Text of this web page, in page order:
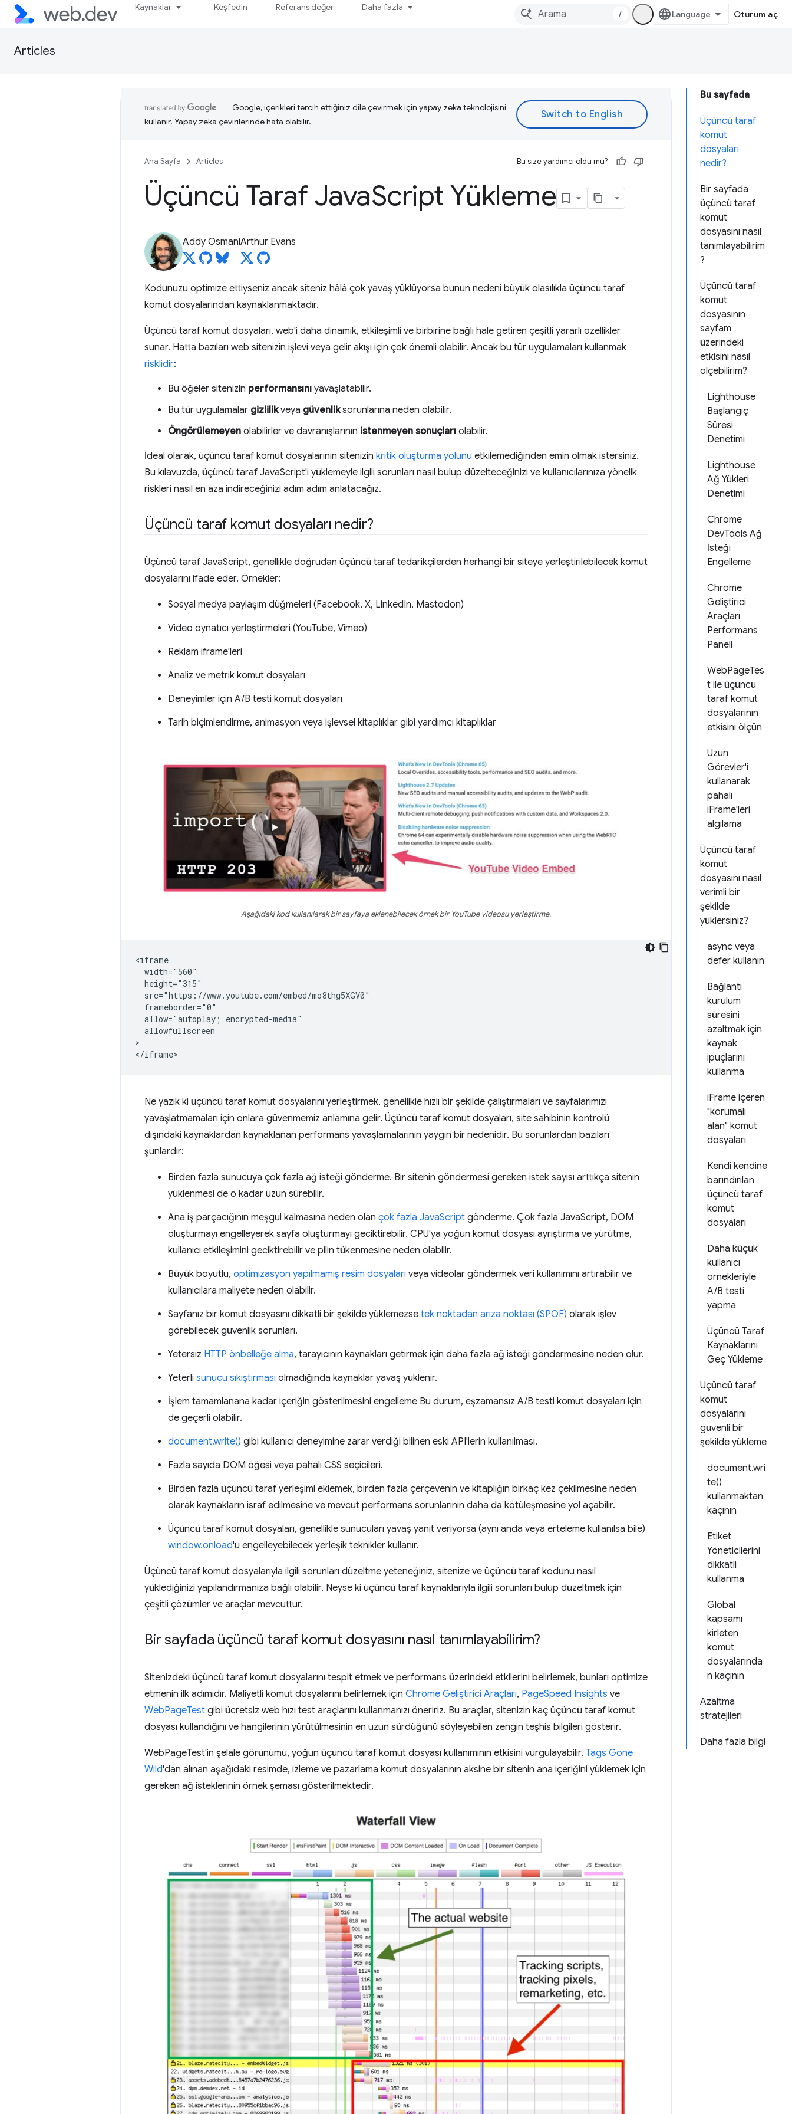
Kaynaklar Keşfedin Referans değer Daha fazla
/ Oturum aç
Articles
Bu sayfada
Üçüncü taraf
komut
dosyaları
nedir?
Bir sayfada
üçüncü taraf
komut
dosyasını nasıl
tanımlayabilirim
?
Üçüncü taraf
komut
dosyasının
sayfam
üzerindeki
etkisini nasıl
ölçebilirim?
Lighthouse
Başlangıç
Süresi
Denetimi
Lighthouse
Ağ Yükleri
Denetimi
Chrome
DevTools Ağ
İsteği
Engelleme
Chrome
Geliştirici
Araçları
Performans
Paneli
WebPageTes
t ile üçüncü
taraf komut
dosyalarının
etkisini ölçün
Uzun
Görevler'i
kullanarak
pahalı
iFrame'leri
algılama
Üçüncü taraf
komut
dosyasını nasıl
verimli bir
şekilde
yüklersiniz?
async veya
defer kullanın
Bağlantı
kurulum
süresini
azaltmak için
kaynak
ipuçlarını
kullanma
iFrame içeren
"korumalı
alan" komut
dosyaları
Kendi kendine
barındırılan
üçüncü taraf
komut
dosyaları
Daha küçük
kullanıcı
örnekleriyle
A/B testi
yapma
Üçüncü Taraf
Kaynaklarını
Geç Yükleme
Üçüncü taraf
komut
dosyalarını
güvenli bir
şekilde yükleme
document.wri
te()
kullanmaktan
kaçının
Etiket
Yöneticilerini
dikkatli
kullanma
Global
kapsamı
kirleten
komut
dosyalarında
n kaçının
Azaltma
stratejileri
Daha fazla bilgi
Google, içerikleri tercih ettiğiniz dile çevirmek için yapay zeka teknolojisini
kullanır. Yapay zeka çevirilerinde hata olabilir.
Ana Sayfa Articles Bu size yardımcı oldu mu?
Üçüncü Taraf JavaScript Yükleme
Addy OsmaniArthur Evans
Kodunuzu optimize ettiyseniz ancak siteniz hâlâ çok yavaş yüklüyorsa bunun nedeni büyük olasılıkla üçüncü taraf
komut dosyalarından kaynaklanmaktadır.
Üçüncü taraf komut dosyaları, web'i daha dinamik, etkileşimli ve birbirine bağlı hale getiren çeşitli yararlı özellikler
sunar. Hatta bazıları web sitenizin işlevi veya gelir akışı için çok önemli olabilir. Ancak bu tür uygulamaları kullanmak
risklidir:
Bu öğeler sitenizin performansını yavaşlatabilir.
Bu tür uygulamalar gizlilikveya güvenliksorunlarına neden olabilir.
Öngörülemeyen olabilirler ve davranışlarının istenmeyen sonuçları olabilir.
İdeal olarak, üçüncü taraf komut dosyalarının sitenizin kritik oluşturma yolunu etkilemediğinden emin olmak istersiniz.
Bu kılavuzda, üçüncü taraf JavaScript'i yüklemeyle ilgili sorunları nasıl bulup düzelteceğinizi ve kullanıcılarınıza yönelik
riskleri nasıl en aza indireceğinizi adım adım anlatacağız.
Üçüncü taraf komut dosyaları nedir?
Üçüncü taraf JavaScript, genellikle doğrudan üçüncü taraf tedarikçilerden herhangi bir siteye yerleştirilebilecek komut
dosyalarını ifade eder. Örnekler:
Sosyal medya paylaşım düğmeleri (Facebook, X, LinkedIn, Mastodon)
Video oynatıcı yerleştirmeleri (YouTube, Vimeo)
Reklam iframe'leri
Analiz ve metrik komut dosyaları
Deneyimler için A/B testi komut dosyaları
Tarih biçimlendirme, animasyon veya işlevsel kitaplıklar gibi yardımcı kitaplıklar
Aşağıdaki kod kullanılarak bir sayfaya eklenebilecek örnek bir YouTube videosu yerleştirme.
<iframe
  width="560"
  height="315"
  src="https://www.youtube.com/embed/mo8thg5XGV0"
  frameborder="0"
  allow="autoplay; encrypted-media"
  allowfullscreen
>
Ne yazık ki üçüncü taraf komut dosyalarını yerleştirmek, genellikle hızlı bir şekilde çalıştırmaları ve sayfalarımızı
yavaşlatmamaları için onlara güvenmemiz anlamına gelir. Üçüncü taraf komut dosyaları, site sahibinin kontrolü
dışındaki kaynaklardan kaynaklanan performans yavaşlamalarının yaygın bir nedenidir. Bu sorunlardan bazıları
şunlardır:
Birden fazla sunucuya çok fazla ağ isteği gönderme. Bir sitenin göndermesi gereken istek sayısı arttıkça sitenin
yüklenmesi de o kadar uzun sürebilir.
Ana iş parçacığının meşgul kalmasına neden olan çok fazla JavaScript gönderme. Çok fazla JavaScript, DOM
oluşturmayı engelleyerek sayfa oluşturmayı geciktirebilir. CPU'ya yoğun komut dosyası ayrıştırma ve yürütme,
kullanıcı etkileşimini geciktirebilir ve pilin tükenmesine neden olabilir.
Büyük boyutlu, optimizasyon yapılmamış resim dosyaları veya videolar göndermek veri kullanımını artırabilir ve
kullanıcılara maliyete neden olabilir.
Sayfanız bir komut dosyasını dikkatli bir şekilde yüklemezse tek noktadan arıza noktası (SPOF) olarak işlev
görebilecek güvenlik sorunları.
Yetersiz HTTP önbelleğe alma, tarayıcının kaynakları getirmek için daha fazla ağ isteği göndermesine neden olur.
Yeterli sunucu sıkıştırması olmadığında kaynaklar yavaş yüklenir.
İşlem tamamlanana kadar içeriğin gösterilmesini engelleme Bu durum, eşzamansız A/B testi komut dosyaları için
de geçerli olabilir.
document.write() gibi kullanıcı deneyimine zarar verdiği bilinen eski API'lerin kullanılması.
Fazla sayıda DOM öğesi veya pahalı CSS seçicileri.
Birden fazla üçüncü taraf yerleşimi eklemek, birden fazla çerçevenin ve kitaplığın birkaç kez çekilmesine neden
olarak kaynakların israf edilmesine ve mevcut performans sorunlarının daha da kötüleşmesine yol açabilir.
Üçüncü taraf komut dosyaları, genellikle sunucuları yavaş yanıt veriyorsa (aynı anda veya erteleme kullanılsa bile)
window.onload'u engelleyebilecek yerleşik teknikler kullanır.
Üçüncü taraf komut dosyalarıyla ilgili sorunları düzeltme yeteneğiniz, sitenize ve üçüncü taraf kodunu nasıl
yüklediğinizi yapılandırmanıza bağlı olabilir. Neyse ki üçüncü taraf kaynaklarıyla ilgili sorunları bulup düzeltmek için
çeşitli çözümler ve araçlar mevcuttur.
Bir sayfada üçüncü taraf komut dosyasını nasıl tanımlayabilirim?
Sitenizdeki üçüncü taraf komut dosyalarını tespit etmek ve performans üzerindeki etkilerini belirlemek, bunları optimize
etmenin ilk adımıdır. Maliyetli komut dosyalarını belirlemek için Chrome Geliştirici Araçları, PageSpeed Insights ve
WebPageTest gibi ücretsiz web hızı test araçlarını kullanmanızı öneririz. Bu araçlar, sitenizin kaç üçüncü taraf komut
dosyası kullandığını ve hangilerinin yürütülmesinin en uzun sürdüğünü söyleyebilen zengin teşhis bilgileri gösterir.
WebPageTest'in şelale görünümü, yoğun üçüncü taraf komut dosyası kullanımının etkisini vurgulayabilir. Tags Gone
Wild'dan alınan aşağıdaki resimde, izleme ve pazarlama komut dosyalarının aksine bir sitenin ana içeriğini yüklemek için
gereken ağ isteklerinin örnek şeması gösterilmektedir.